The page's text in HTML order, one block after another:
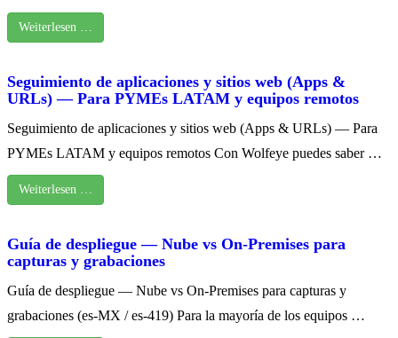
Weiterlesen …
Seguimiento de aplicaciones y sitios web (Apps &
URLs) — Para PYMEs LATAM y equipos remotos
Seguimiento de aplicaciones y sitios web (Apps & URLs) — Para
PYMEs LATAM y equipos remotos Con Wolfeye puedes saber …
Weiterlesen …
Guía de despliegue — Nube vs On‑Premises para
capturas y grabaciones
Guía de despliegue — Nube vs On‑Premises para capturas y
grabaciones (es‑MX / es‑419) Para la mayoría de los equipos …